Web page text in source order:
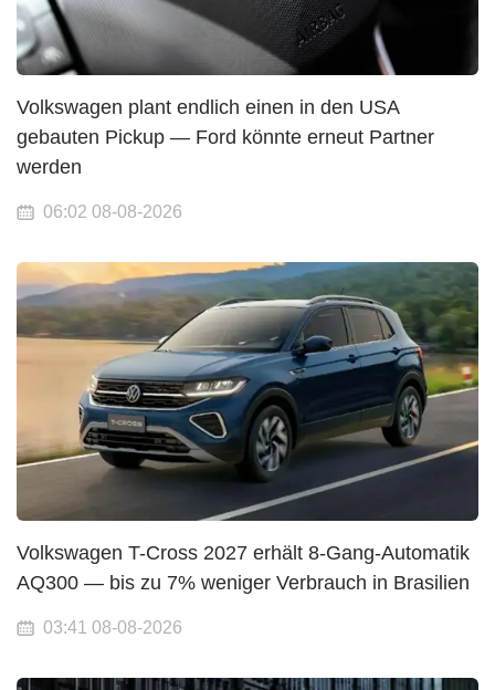
Volkswagen plant endlich einen in den USA
gebauten Pickup — Ford könnte erneut Partner
werden
06:02 08-08-2026
Volkswagen T-Cross 2027 erhält 8-Gang-Automatik
AQ300 — bis zu 7% weniger Verbrauch in Brasilien
03:41 08-08-2026